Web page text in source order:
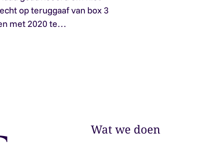
op teruggaaf van box 3
met 2020 te…
Wat we doen